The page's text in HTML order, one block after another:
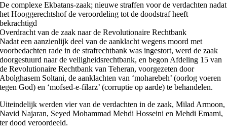
De complexe Ekbatans-zaak; nieuwe straffen voor de verdachten nadat
het Hooggerechtshof de veroordeling tot de doodstraf heeft
bekrachtigd
Overdracht van de zaak naar de Revolutionaire Rechtbank
Nadat een aanzienlijk deel van de aanklacht wegens moord met
voorbedachten rade in de strafrechtbank was ingestort, werd de zaak
doorgestuurd naar de veiligheidsrechtbank, en begon Afdeling 15 van
de Revolutionaire Rechtbank van Teheran, voorgezeten door
Abolghasem Soltani, de aanklachten van ‘moharebeh’ (oorlog voeren
tegen God) en ‘mofsed-e-filarz’ (corruptie op aarde) te behandelen.
Uiteindelijk werden vier van de verdachten in de zaak, Milad Armoon,
Navid Najaran, Seyed Mohammad Mehdi Hosseini en Mehdi Emami,
ter dood veroordeeld.